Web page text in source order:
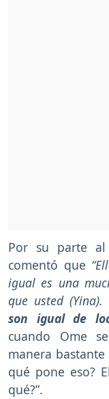
Por su parte
comentó que
igual es una
que usted (Yina).
son igual de
cuando Ome
manera
qué pone eso?
qué?”.